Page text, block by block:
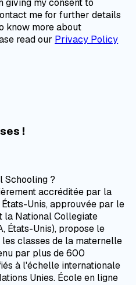
giving my consent to
me for further details
know more about
read our Privacy Policy
!
Schooling ?
accréditée par la
États-Unis, approuvée par le
la National Collegiate
États-Unis), propose le
classes de la maternelle
par plus de 600
à l'échelle internationale
Unies. École en ligne